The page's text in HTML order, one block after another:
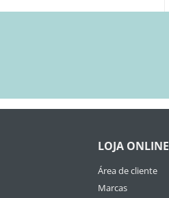
LOJA ONLINE
Área de cliente
Marcas